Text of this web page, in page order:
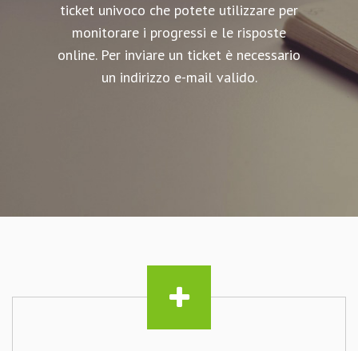
ticket univoco che potete utilizzare per
monitorare i progressi e le risposte
online. Per inviare un ticket è necessario
un indirizzo e-mail valido.